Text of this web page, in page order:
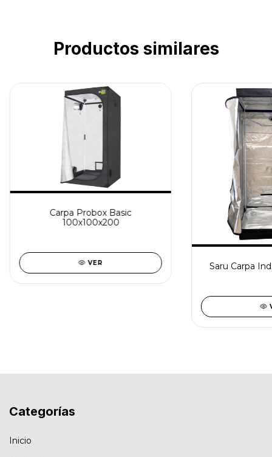
Productos similares
Carpa Probox Basic
100x100x200
VER Saru Carpa
Categorías
Inicio